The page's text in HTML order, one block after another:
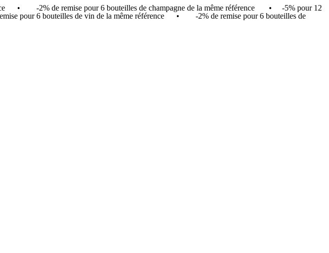
• -2% de remise pour 6 bouteilles de champagne de la même référence • -5% pour 12
pour 6 bouteilles de vin de la même référence • -2% de remise pour 6 bouteilles de